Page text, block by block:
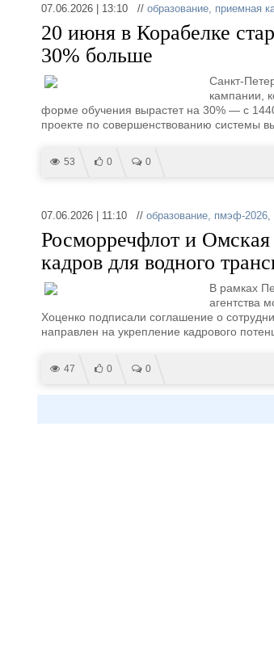
07.06.2026 | 13:10 // образование, приемная
20 июня в Корабелке
30% больше
Санкт-
кампании,
форме обучения вырастет на 30% — с
проекте по совершенствованию системы
53 0 0
07.06.2026 | 11:10 // образование, пмэф-2026,
Росморречфлот и Омская
кадров для водного
В рамках
агентства
Хоценко подписали соглашение о
направлен на укрепление кадрового
47 0 0